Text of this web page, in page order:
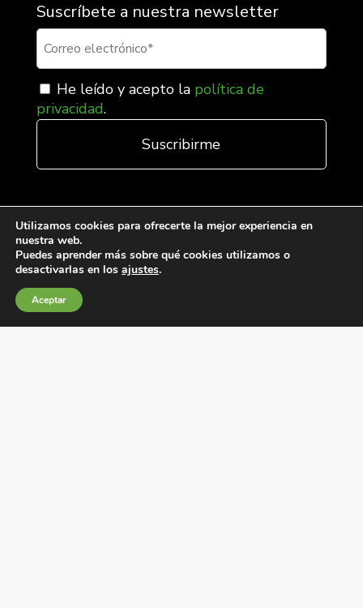
Suscríbete a nuestra newsletter
He leído y acepto la política de
privacidad.
Utilizamos cookies para ofrecerte la mejor experiencia en
nuestra web.
Puedes aprender más sobre qué cookies utilizamos o
desactivarlas en los ajustes.
Aceptar